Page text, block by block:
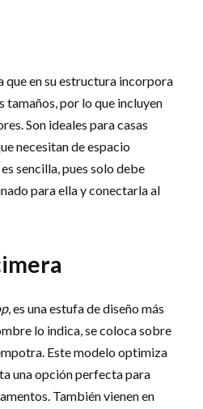
que en su estructura incorpora
tamaños, por lo que incluyen
Son ideales para casas
necesitan de espacio
sencilla, pues solo debe
para ella y conectarla al
, es una estufa de diseño más
lo indica, se coloca sobre
Este modelo optimiza
una opción perfecta para
También vienen en